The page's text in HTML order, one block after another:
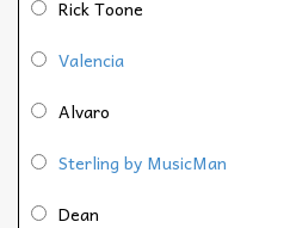
Rick Toone
Valencia
Alvaro
Sterling by MusicMan
Dean